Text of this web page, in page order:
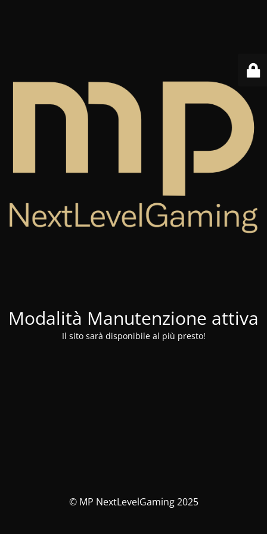
Modalità Manutenzione attiva
Il sito sarà disponibile al più presto!
© MP NextLevelGaming 2025